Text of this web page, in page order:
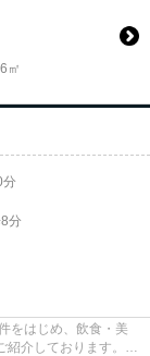
㎡
分
8分
をはじめ、飲食・美
介しております。